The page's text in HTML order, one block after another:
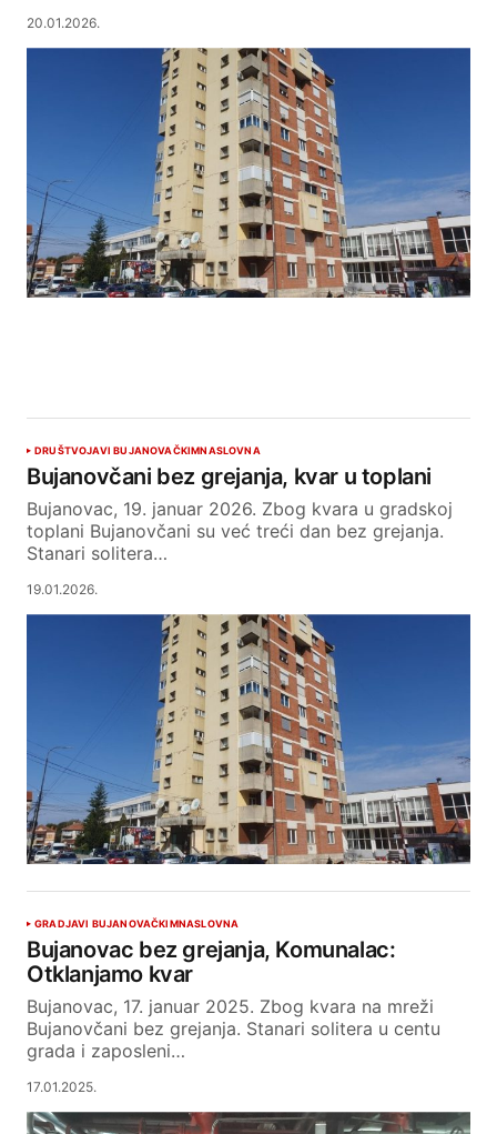
20.01.2026.
DRUŠTVOJAVI BUJANOVAČKIMNASLOVNA
Bujanovčani bez grejanja, kvar u toplani
Bujanovac, 19. januar 2026. Zbog kvara u gradskoj
toplani Bujanovčani su već treći dan bez grejanja.
Stanari solitera…
19.01.2026.
GRADJAVI BUJANOVAČKIMNASLOVNA
Bujanovac bez grejanja, Komunalac:
Otklanjamo kvar
Bujanovac, 17. januar 2025. Zbog kvara na mreži
Bujanovčani bez grejanja. Stanari solitera u centu
grada i zaposleni…
17.01.2025.